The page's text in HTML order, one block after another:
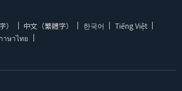
） 中文（繁體字） 한국어
Tiếng Việt
าษาไทย